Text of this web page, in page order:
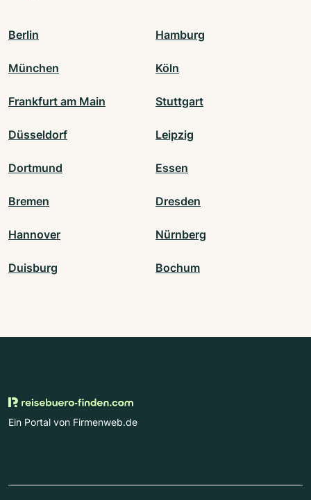
Berlin Hamburg
München Köln
Frankfurt am Main Stuttgart
Düsseldorf Leipzig
Dortmund Essen
Bremen Dresden
Hannover Nürnberg
Duisburg Bochum
Ein Portal von Firmenweb.de